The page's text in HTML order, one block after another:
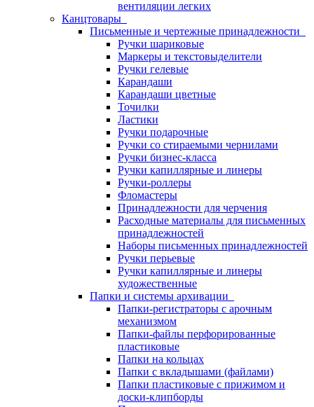
вентиляции легких
Канцтовары
Письменные и чертежные принадлежности
Ручки шариковые
Маркеры и текстовыделители
Ручки гелевые
Карандаши
Карандаши цветные
Точилки
Ластики
Ручки подарочные
Ручки со стираемыми чернилами
Ручки бизнес-класса
Ручки капиллярные и линеры
Ручки-роллеры
Фломастеры
Принадлежности для черчения
Расходные материалы для письменных
принадлежностей
Наборы письменных принадлежностей
Ручки перьевые
Ручки капиллярные и линеры
художественные
Папки и системы архивации
Папки-регистраторы с арочным
механизмом
Папки-файлы перфорированные
пластиковые
Папки на кольцах
Папки с вкладышами (файлами)
Папки пластиковые с прижимом и
доски-клипборды